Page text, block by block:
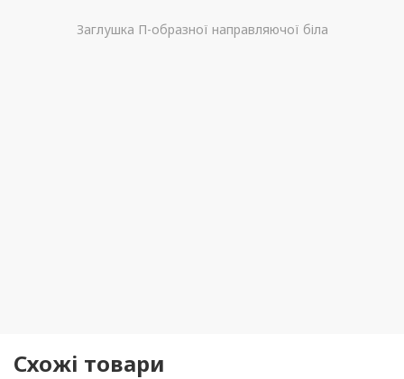
Заглушка П-образної направляючої біла
Схожі товари